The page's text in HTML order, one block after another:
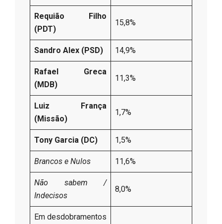
Requião Filho
(PDT)
15,8%
Sandro Alex (PSD) 14,9%
Rafael Greca
(MDB)
11,3%
Luiz França
(Missão)
1,7%
Tony Garcia (DC) 1,5%
Brancos e Nulos 11,6%
Não sabem /
Indecisos
8,0%
Em desdobramentos